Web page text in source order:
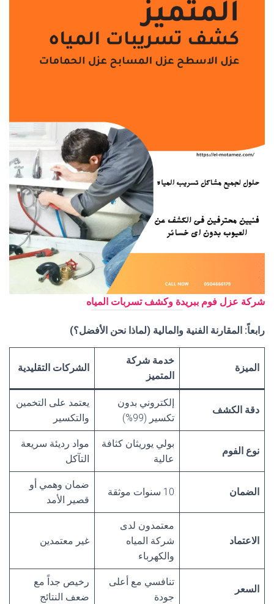
شركة عزل فوم ببريدة وكشف تسربات المياه
رابعاً: المقارنة الفنية والمالية (لماذا نحن الأفضل؟)
الميزة
خدمة شركة
المتميز
الشركات التقليدية
دقة الكشف
إلكتروني بدون
تكسير (99%)
يعتمد على التخمين
والتكسير
نوع الفوم
بولي يوريثان كثافة
عالية
مواد رديئة سريعة
التآكل
الضمان 10 سنوات موثقة
ضمان وهمي أو
قصير الأمد
الاعتماد
معتمدون لدى
شركة المياه
والكهرباء
غير معتمدين
السعر
تنافسي مع أعلى
جودة
رخيص جداً مع
ضعف النتائج